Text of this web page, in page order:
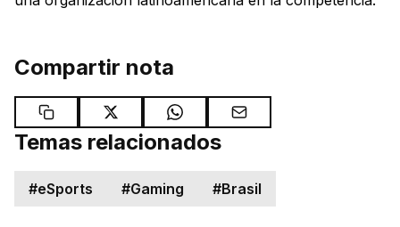
Compartir nota
Temas relacionados
#eSports #Gaming #Brasil